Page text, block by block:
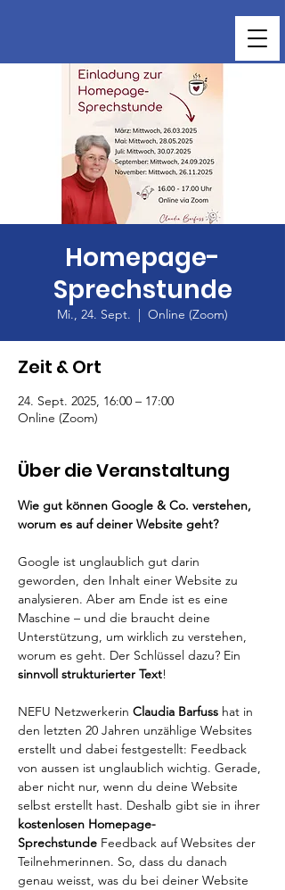
Homepage-
Sprechstunde
Mi., 24. Sept.
  |
Online (Zoom)
Zeit & Ort
24. Sept. 2025, 16:00 – 17:00
Online (Zoom)
Über die Veranstaltung
Wie gut können Google & Co. verstehen,
worum es auf deiner Website geht?
Google ist unglaublich gut darin
geworden, den Inhalt einer Website zu
analysieren. Aber am Ende ist es eine
Maschine – und die braucht deine
Unterstützung, um wirklich zu verstehen,
worum es geht. Der Schlüssel dazu? Ein
sinnvoll strukturierter Text!
NEFU Netzwerkerin Claudia Barfuss hat in
den letzten 20 Jahren unzählige Websites
erstellt und dabei festgestellt: Feedback
von aussen ist unglaublich wichtig. Gerade,
aber nicht nur, wenn du deine Website
selbst erstellt hast. Deshalb gibt sie in ihrer
kostenlosen Homepage-
Sprechstunde Feedback auf Websites der
Teilnehmerinnen. So, dass du danach
genau weisst, was du bei deiner Website